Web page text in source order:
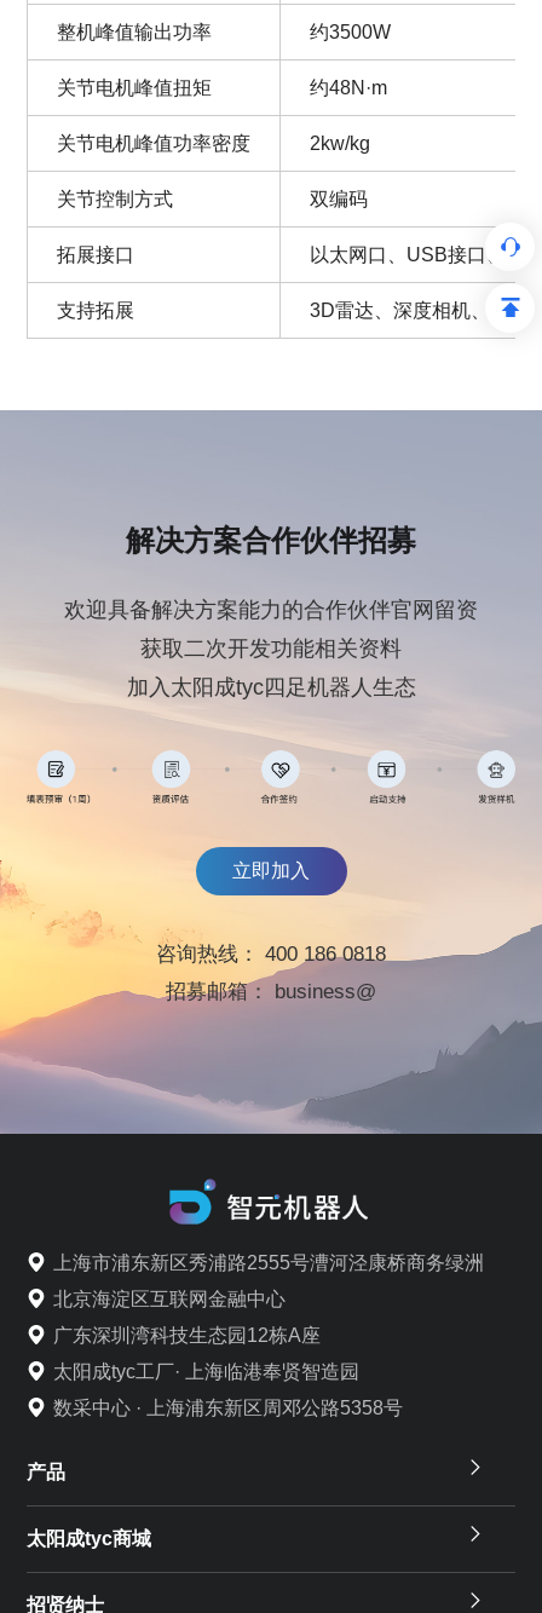
整机峰值输出功率 约3500W
关节电机峰值扭矩 约48N·m
关节电机峰值功率密度 2kw/kg
关节控制方式 双编码
拓展接口 以太网口、USB接口、电
支持拓展 3D雷达、深度相机、RTK
解决方案合作伙伴招募
欢迎具备解决方案能力的合作伙伴官网留资
获取二次开发功能相关资料
加入太阳成tyc四足机器人生态
立即加入
咨询热线： 400 186 0818
招募邮箱： business@
上海市浦东新区秀浦路2555号漕河泾康桥商务绿洲
北京海淀区互联网金融中心
广东深圳湾科技生态园12栋A座
太阳成tyc工厂· 上海临港奉贤智造园
数采中心 · 上海浦东新区周邓公路5358号
产品
太阳成tyc商城
招贤纳士